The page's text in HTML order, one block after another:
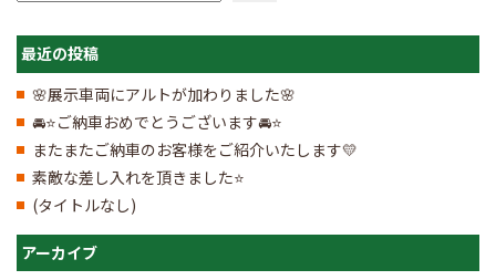
最近の投稿
🌸展示車両にアルトが加わりました🌸
🚘⭐ご納車おめでとうございます🚘⭐
またまたご納車のお客様をご紹介いたします💛
素敵な差し入れを頂きました⭐
(タイトルなし)
アーカイブ